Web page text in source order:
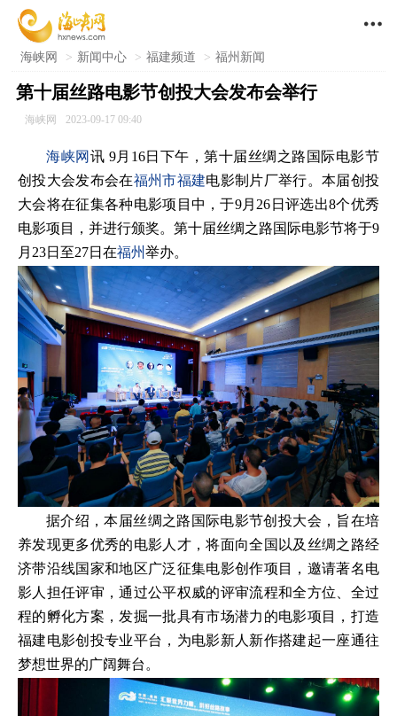

海峡网 > 新闻中心 > 福建频道 > 福州新闻
第十届丝路电影节创投大会发布会举行
海峡网 2023-09-17 09:40
海峡网 讯 9月16日下午，第十届丝绸之路国际电影节
创投大会发布会在福州市福建电影制片厂举行。本届创投
大会将在征集各种电影项目中，于9月26日评选出8个优秀
电影项目，并进行颁奖。第十届丝绸之路国际电影节将于9
月23日至27日在福州举办。
据介绍，本届丝绸之路国际电影节创投大会，旨在培
养发现更多优秀的电影人才，将面向全国以及丝绸之路经
济带沿线国家和地区广泛征集电影创作项目，邀请著名电
影人担任评审，通过公平权威的评审流程和全方位、全过
程的孵化方案，发掘一批具有市场潜力的电影项目，打造
福建电影创投专业平台，为电影新人新作搭建起一座通往
梦想世界的广阔舞台。